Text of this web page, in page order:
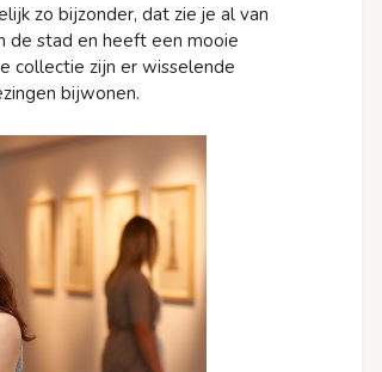
zo bijzonder, dat zie je al van
de stad en heeft een mooie
collectie zijn er wisselende
bijwonen.